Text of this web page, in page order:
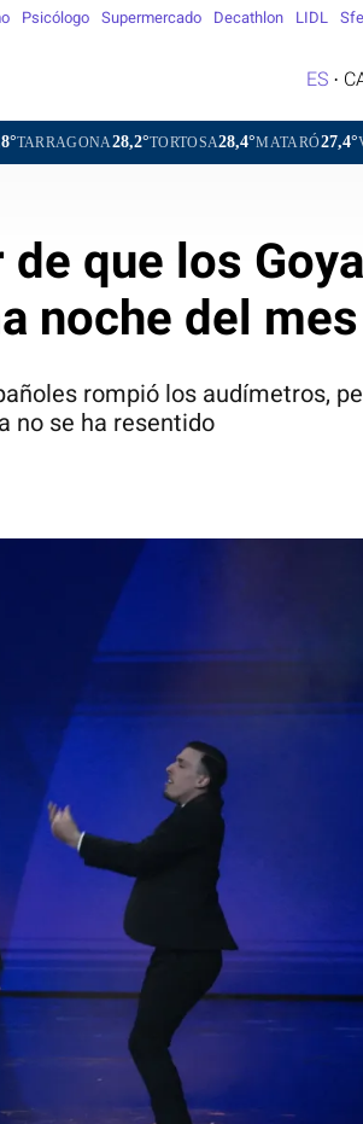
Psicólogo Supermercado Decathlon LIDL
ES
28,2°TORTOSA28,4°MATARÓ27,4°VIC26,0°
que los Goya
noche del mes
rompió los audímetros,
no se ha resentido